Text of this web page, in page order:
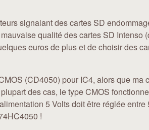
signalant des cartes SD
qualité des cartes SD Intenso
euros de plus et de choisir des
(CD4050) pour IC4, alors que ma
des cas, le type CMOS
5 Volts doit être réglée entre
!